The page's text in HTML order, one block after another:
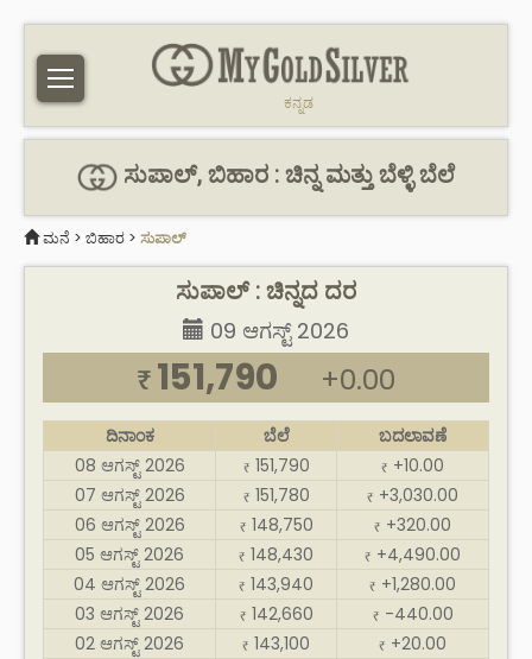
ಕನ್ನಡ
ಸುಪಾಲ್, ಬಿಹಾರ : ಚಿನ್ನ ಮತ್ತು ಬೆಳ್ಳಿ ಬೆಲೆ
ಮನೆ > ಬಿಹಾರ > ಸುಪಾಲ್
ಸುಪಾಲ್ : ಚಿನ್ನದ ದರ
09 ಆಗಸ್ಟ್ 2026
₹ 151,790 +0.00
ದಿನಾಂಕ ಬೆಲೆ
ಬದಲಾವಣೆ
08 ಆಗಸ್ಟ್ 2026
₹ 151,790 ₹ +10.00
07 ಆಗಸ್ಟ್ 2026
₹ 151,780 ₹ +3,030.00
06 ಆಗಸ್ಟ್ 2026
₹ 148,750 ₹ +320.00
05 ಆಗಸ್ಟ್ 2026
₹ 148,430 ₹ +4,490.00
04 ಆಗಸ್ಟ್ 2026
₹ 143,940 ₹ +1,280.00
03 ಆಗಸ್ಟ್ 2026
₹ 142,660 ₹ -440.00
02 ಆಗಸ್ಟ್ 2026
₹ 143,100 ₹ +20.00